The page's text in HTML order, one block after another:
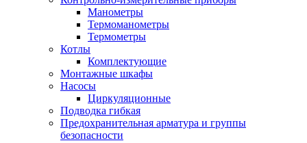
Манометры
Термоманометры
Термометры
Котлы
Комплектующие
Монтажные шкафы
Насосы
Циркуляционные
Подводка гибкая
Предохранительная арматура и группы
безопасности